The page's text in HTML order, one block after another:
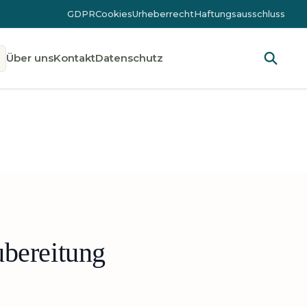
GDPRCookiesUrheberrechtHaftungsausschluss
Über unsKontaktDatenschutz